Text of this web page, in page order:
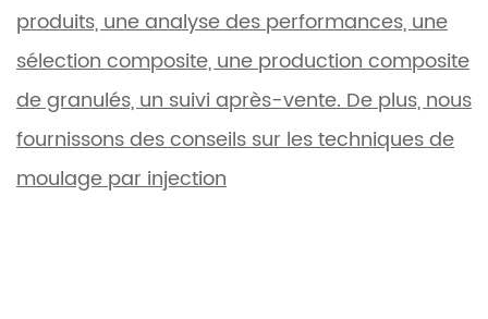
produits, une analyse des performances, une
sélection composite, une production composite
de granulés, un suivi après-vente. De plus, nous
fournissons des conseils sur les techniques de
moulage par injection